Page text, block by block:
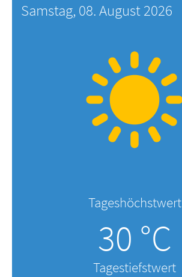
Samstag, 08. August 2026
Tageshöchstwert
30 °C
Tagestiefstwert